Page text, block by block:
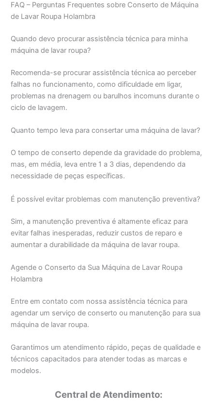
FAQ – Perguntas Frequentes sobre Conserto de Máquina
de Lavar Roupa Holambra
Quando devo procurar assistência técnica para minha
máquina de lavar roupa?
Recomenda-se procurar assistência técnica ao perceber
falhas no funcionamento, como dificuldade em ligar,
problemas na drenagem ou barulhos incomuns durante o
ciclo de lavagem.
Quanto tempo leva para consertar uma máquina de lavar?
O tempo de conserto depende da gravidade do problema,
mas, em média, leva entre 1 a 3 dias, dependendo da
necessidade de peças específicas.
É possível evitar problemas com manutenção preventiva?
Sim, a manutenção preventiva é altamente eficaz para
evitar falhas inesperadas, reduzir custos de reparo e
aumentar a durabilidade da máquina de lavar roupa.
Agende o Conserto da Sua Máquina de Lavar Roupa
Holambra
Entre em contato com nossa assistência técnica para
agendar um serviço de conserto ou manutenção para sua
máquina de lavar roupa.
Garantimos um atendimento rápido, peças de qualidade e
técnicos capacitados para atender todas as marcas e
modelos.
Central de Atendimento: